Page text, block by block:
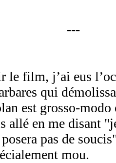
---
le film, j’ai eus
qui
est grosso-modo
allé en me disant
pas de
mou.